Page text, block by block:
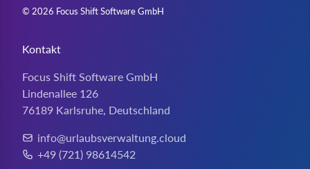
© 2026 Focus Shift Software GmbH
Kontakt
Focus Shift Software GmbH
Lindenallee 126
76189 Karlsruhe, Deutschland
E-Mail:
info@urlaubsverwaltung.cloud
Telefon:
+49 (721) 98614542